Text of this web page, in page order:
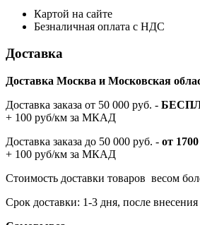
Картой на сайте
Безналичная оплата с НДС
Доставка
Доставка Москва и Московская
Доставка заказа от 50 000 руб. -
+ 100 руб/км за МКАД
Доставка заказа до 50 000 руб. - от
+ 100 руб/км за МКАД
Стоимость доставки товаров весом
Срок доставки: 1-3 дня, после